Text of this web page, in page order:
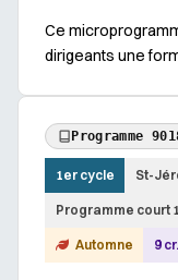
Ce
dirigeants une
Programme
1er cycle St-
Programme court
Automne 9 cr.